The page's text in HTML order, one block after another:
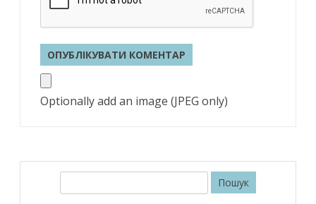
Optionally add an image (JPEG only)